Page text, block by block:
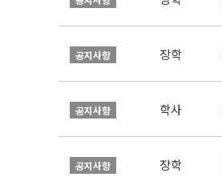
공지사항 장학
공지사항 학사
공지사항 장학